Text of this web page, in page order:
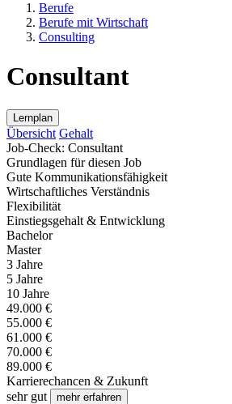
Berufe
Berufe mit Wirtschaft
Consulting
Consultant
Lernplan
Übersicht Gehalt
Job-Check: Consultant
Grundlagen für diesen Job
Gute Kommunikationsfähigkeit
Wirtschaftliches Verständnis
Flexibilität
Einstiegsgehalt & Entwicklung
Bachelor
Master
3 Jahre
5 Jahre
10 Jahre
49.000 €
55.000 €
61.000 €
70.000 €
89.000 €
Karrierechancen & Zukunft
sehr gut
mehr erfahren